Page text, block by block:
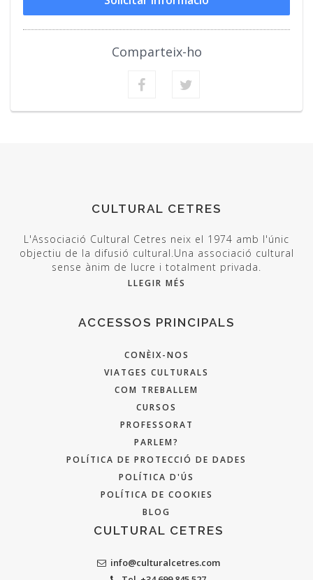
Comparteix-ho
CULTURAL CETRES
L'Associació Cultural Cetres neix el 1974 amb l'únic
objectiu de la difusió cultural.Una associació cultural
sense ànim de lucre i totalment privada.
LLEGIR MÉS
ACCESSOS PRINCIPALS
CONÈIX-NOS
VIATGES CULTURALS
COM TREBALLEM
CURSOS
PROFESSORAT
PARLEM?
POLÍTICA DE PROTECCIÓ DE DADES
POLÍTICA D'ÚS
POLÍTICA DE COOKIES
BLOG
CULTURAL CETRES
info@culturalcetres.com